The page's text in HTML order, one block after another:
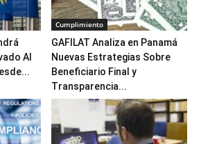
Al
Cumplimiento
GAFILAT Analiza en Panamá
Nuevas Estrategias Sobre
Beneficiario Final y
Transparencia...